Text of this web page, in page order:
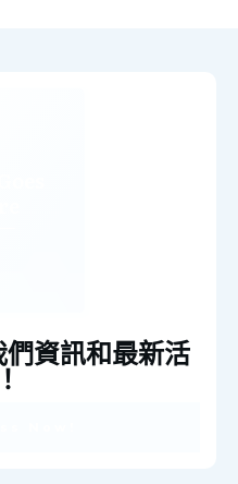
資訊和最新活